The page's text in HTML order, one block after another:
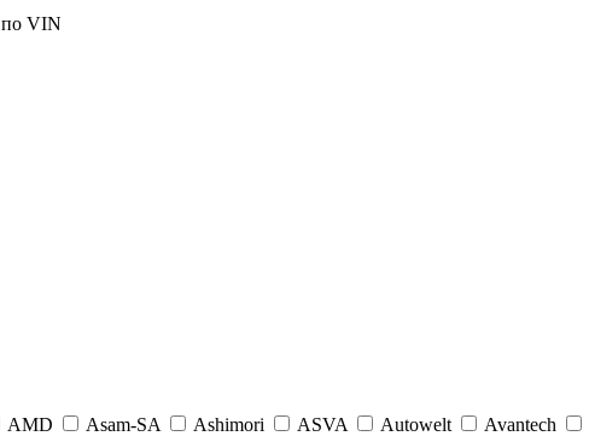
по VIN
AMD Asam-SA Ashimori ASVA Autowelt Avantech